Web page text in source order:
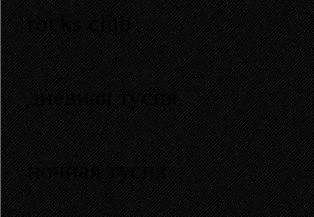
rocks club
дневная тусня
ночная тусня